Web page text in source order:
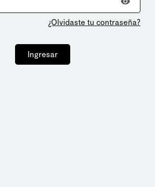
¿Olvidaste tu contraseña?
Ingresar